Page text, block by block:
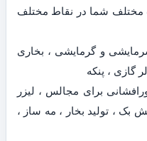
مختلف شما در نقاط مختلف
و گرمایشی ، بخاری
گازی ، پنکه
برای مجالس ، لیزر
بک ، تولید بخار ، مه ساز ،